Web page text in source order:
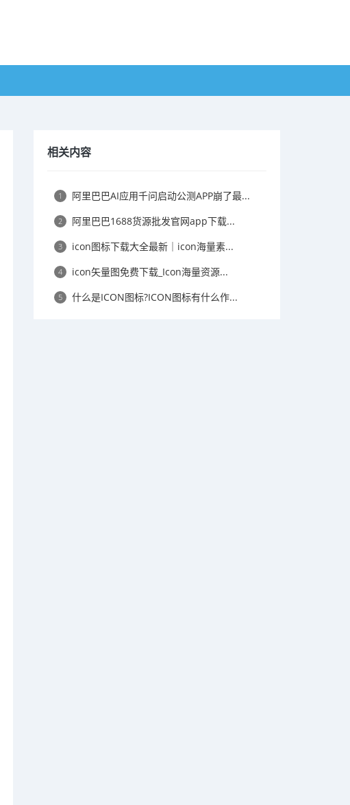
相关内容
1 阿里巴巴AI应用千问启动公测APP崩了最...
2 ​阿里巴巴1688货源批发官网app下载...
3 icon图标下载大全最新｜icon海量素...
4 icon矢量图免费下载_Icon海量资源...
5 什么是ICON图标?ICON图标有什么作...